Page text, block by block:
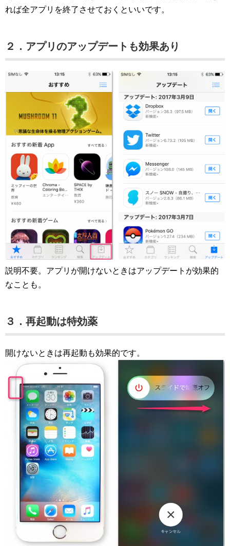
れば全アプリを終了させておくといいです。
２．アプリのアップデートも効果あり
説明不要。アプリが開けないときはアップデートが効果的
なことも。
３．再起動は特効薬
開けないときは再起動も効果的です。